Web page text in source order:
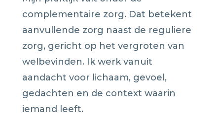
complementaire zorg. Dat betekent
aanvullende zorg naast de reguliere
zorg, gericht op het vergroten van
welbevinden. Ik werk vanuit
aandacht voor lichaam, gevoel,
gedachten en de context waarin
iemand leeft.